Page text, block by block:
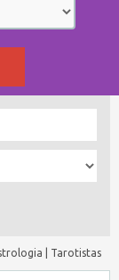
| Tarotistas